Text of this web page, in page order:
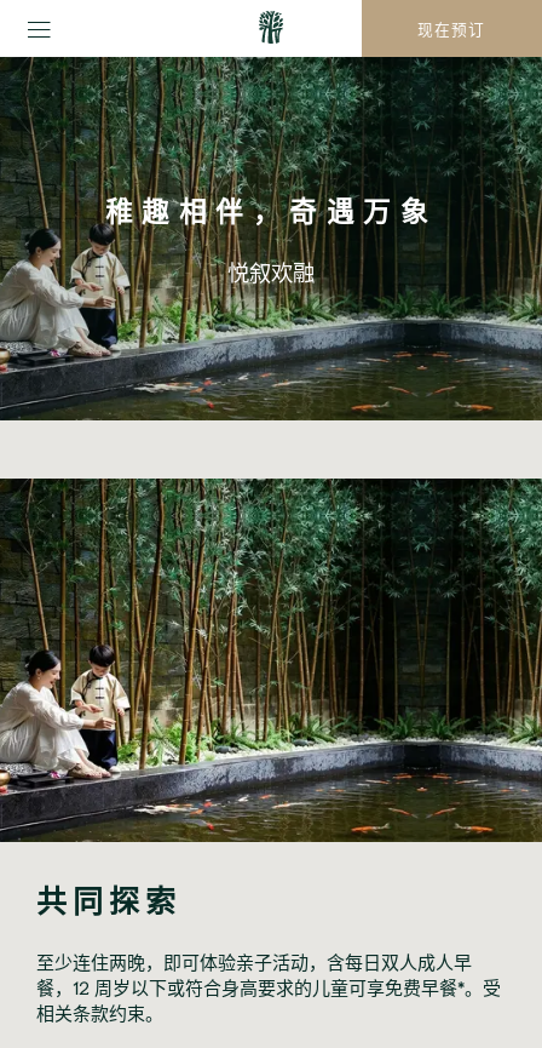
现在预订
稚趣相伴，奇遇万象
悦叙欢融
共同探索
至少连住两晚，即可体验亲子活动，含每日双人成人早
餐，12 周岁以下或符合身高要求的儿童可享免费早餐*。受
相关条款约束。